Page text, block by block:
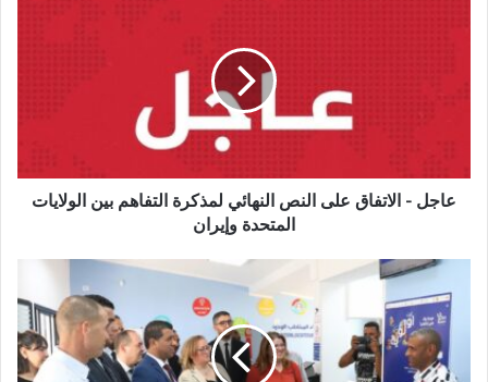
عاجل - الاتفاق على النص النهائي لمذكرة التفاهم بين الولايات
المتحدة وإيران